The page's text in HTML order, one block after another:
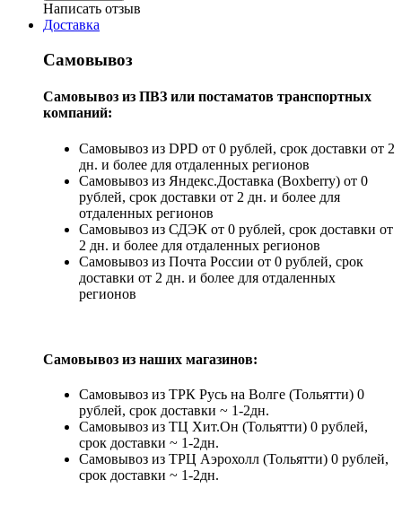
Написать отзыв
Доставка
Самовывоз
Самовывоз из ПВЗ или постаматов транспортных
компаний:
Самовывоз из DPD от 0 рублей, срок доставки от 2
дн. и более для отдаленных регионов
Самовывоз из Яндекс.Доставка (Boxberry) от 0
рублей, срок доставки от 2 дн. и более для
отдаленных регионов
Самовывоз из СДЭК от 0 рублей, срок доставки от
2 дн. и более для отдаленных регионов
Самовывоз из Почта России от 0 рублей, срок
доставки от 2 дн. и более для отдаленных
регионов
Самовывоз из наших магазинов:
Самовывоз из ТРК Русь на Волге (Тольятти) 0
рублей, срок доставки ~ 1-2дн.
Самовывоз из ТЦ Хит.Он (Тольятти) 0 рублей,
срок доставки ~ 1-2дн.
Самовывоз из ТРЦ Аэрохолл (Тольятти) 0 рублей,
срок доставки ~ 1-2дн.